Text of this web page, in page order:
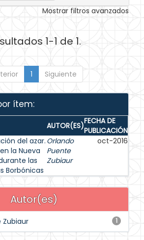
Mostrar filtros avanzados
1-1 de 1.
1 Siguiente
ítem:
AUTOR(ES)FECHA DE
PUBLICACIÓN
del azar.
la Nueva
las
Borbónicas
Orlando
Puente
Zubiaur
oct-2016
Autor(es)
1
Zubiaur